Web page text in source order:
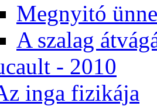
Meg­nyi­tó
A sza­lag
- 2010
in­ga fi­zi­ká­ja